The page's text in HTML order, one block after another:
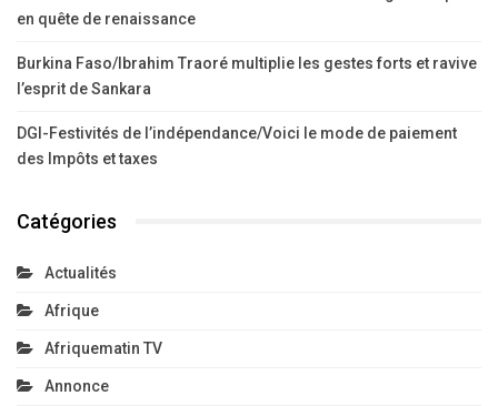
en quête de renaissance
Burkina Faso/Ibrahim Traoré multiplie les gestes forts et ravive
l’esprit de Sankara
DGI-Festivités de l’indépendance/Voici le mode de paiement
des Impôts et taxes
Catégories
Actualités
Afrique
Afriquematin TV
Annonce